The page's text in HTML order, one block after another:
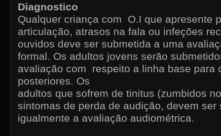
Diagnostico
Qualquer criança com O.I que apresente
articulação, atrasos na fala ou infeções
ouvidos deve ser submetida a uma
formal. Os adultos jovens serão
avaliação com respeito a linha base para
posteriores. Os
adultos que sofrem de tinitus (zumbidos
sintomas de perda de audição, devem ser
igualmente a avaliação audiométrica.